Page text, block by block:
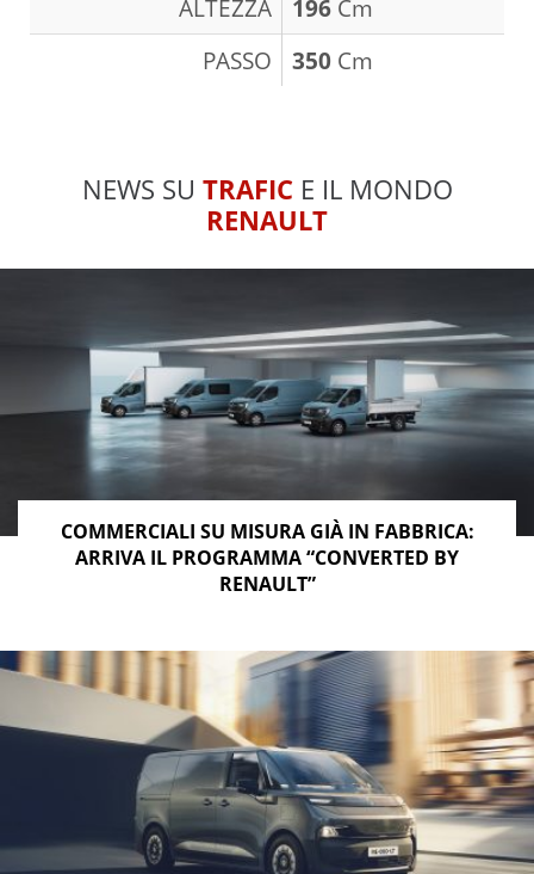
ALTEZZA 196 Cm
PASSO
350 Cm
NEWS SU TRAFIC E IL MONDO
RENAULT
COMMERCIALI SU MISURA GIÀ IN FABBRICA:
ARRIVA IL PROGRAMMA “CONVERTED BY
RENAULT”